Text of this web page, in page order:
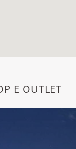
E OUTLET